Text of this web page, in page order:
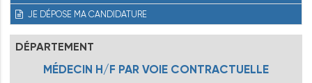
JE DÉPOSE MA CANDIDATURE
DÉPARTEMENT
MÉDECIN H/F PAR VOIE CONTRACTUELLE